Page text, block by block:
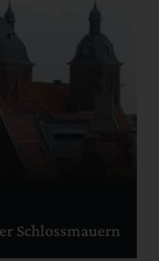
Schlossmauern